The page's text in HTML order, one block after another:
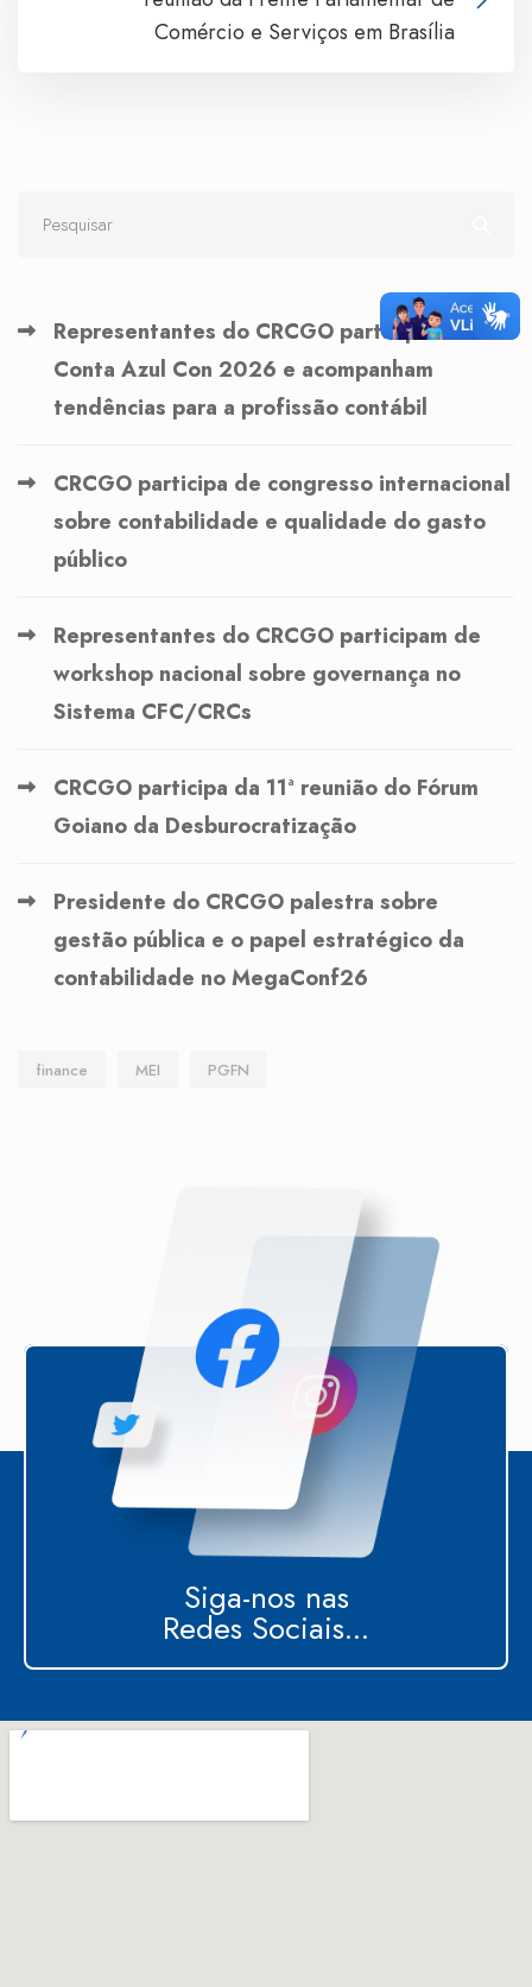
Comércio e Serviços em Brasília
Representantes do CRCGO participam do
Conta Azul Con 2026 e acompanham
tendências para a profissão contábil
CRCGO participa de congresso internacional
sobre contabilidade e qualidade do gasto
público
Representantes do CRCGO participam de
workshop nacional sobre governança no
Sistema CFC/CRCs
CRCGO participa da 11ª reunião do Fórum
Goiano da Desburocratização
Presidente do CRCGO palestra sobre
gestão pública e o papel estratégico da
contabilidade no MegaConf26
finance MEI PGFN
Siga-nos nas
Redes Sociais...